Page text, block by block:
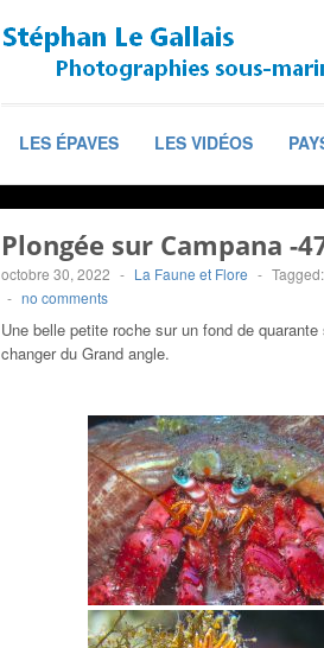
LES ÉPAVES LES VIDÉOS
Plongée sur Campana -
octobre 30, 2022 - La Faune et Flore - Tagged:
- no comments
Une belle petite roche sur un fond de
changer du Grand angle.